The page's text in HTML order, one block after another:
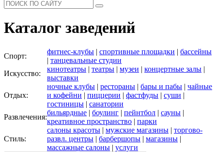
Каталог заведений
Спорт:
фитнес-клубы | спортивные площадки | бассейны
| танцевальные студии
Искусство:
кинотеатры | театры | музеи | концертные залы |
выставки
Отдых:
ночные клубы | рестораны | бары и пабы | чайные
и кофейни | пиццерии | фастфуды | суши |
гостиницы | санатории
Развлечения:
бильярдные | боулинг | пейнтбол | сауны |
креативное пространство | парки
Стиль:
салоны красоты | мужские магазины | торгово-
развл. центры | барбершопы | магазины |
массажные салоны | услуги